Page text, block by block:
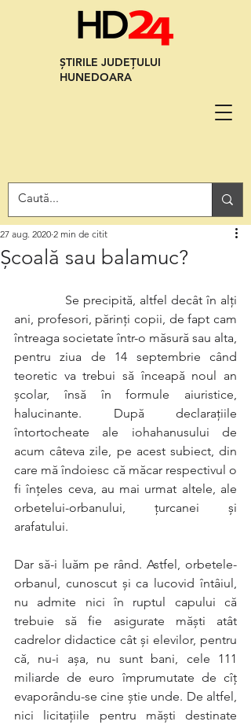
ȘTIRILE JUDEȚULUI
HUNEDOARA
Şcoală sau balamuc?
27 aug. 2020 2 min de citit
ani, profesori, părinţi copii, de fapt cam
întreaga societate într-o măsură sau alta,
pentru ziua de 14 septembrie când
teoretic va trebui să înceapă noul an
şcolar, însă în formule aiuristice,
halucinante. După declaraţiile
întortocheate ale iohahanusului de
acum câteva zile, pe acest subiect, din
care mă îndoiesc că măcar respectivul o
fi înţeles ceva, au mai urmat altele, ale
orbetelui-orbanului, ţurcanei şi
arafatului.
Dar să-i luăm pe rând. Astfel, orbetele-
orbanul, cunoscut şi ca lucovid întâiul,
nu admite nici în ruptul capului că
trebuie să fie asigurate măşti atât
cadrelor didactice cât şi elevilor, pentru
că, nu-i aşa, nu sunt bani, cele 111
miliarde de euro împrumutate de cîţ
evaporându-se cine ştie unde. De altfel,
nici licitaţiile pentru măşti destinate